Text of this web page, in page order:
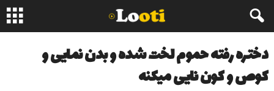
دختره رفته حموم لخت شده و بدن نمایی و
کوص و کون نایی میکنه